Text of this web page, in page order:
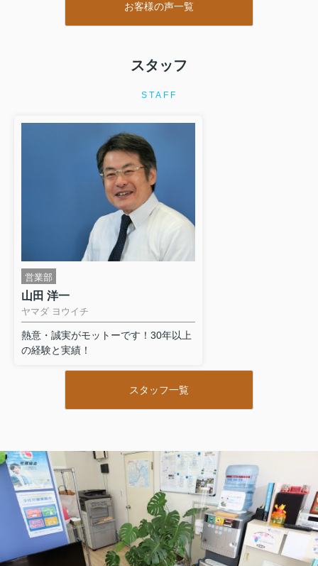
ありがとうございました。
きました。休日は新設
お客様の声一覧
スタッフ
STAFF
営業部
山田 洋一
ヤマダ ヨウイチ
熱意・誠実がモットーです！30年以上
の経験と実績！
スタッフ一覧